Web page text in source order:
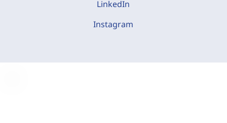
LinkedIn
Instagram